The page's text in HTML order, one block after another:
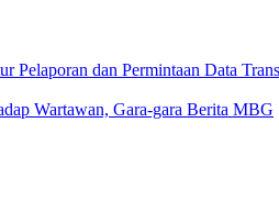
dan Permintaan Data
Wartawan, Gara-gara Berita MBG